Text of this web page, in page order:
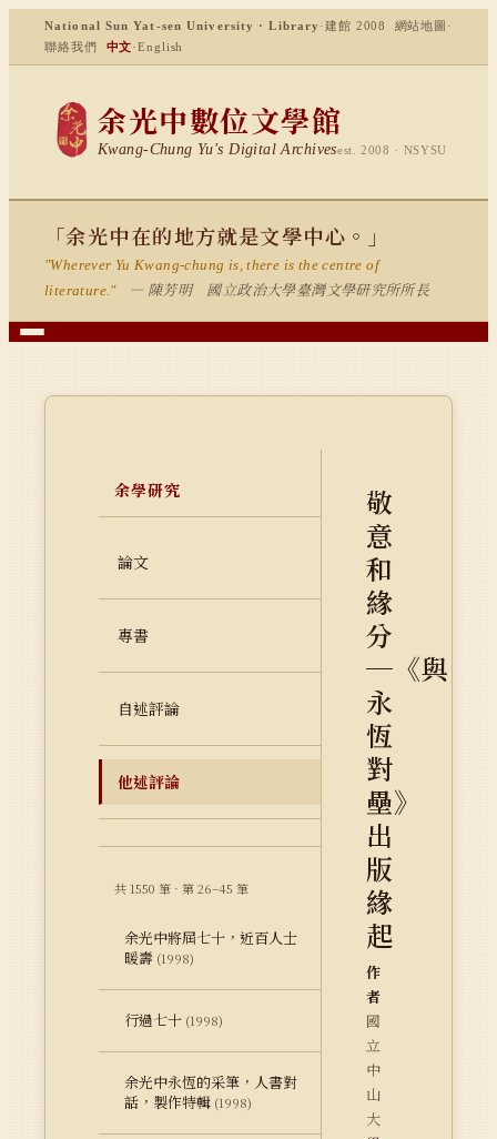
National Sun Yat-sen University · Library ·建館 2008 網站地圖 ·
聯絡我們
中文·English
余光中數位文學館
Kwang-Chung Yu's Digital Archivesest. 2008 · NSYSU
「余光中在的地方就是文學中心。」
"Wherever Yu Kwang-chung is, there is the centre of
literature."
— 陳芳明 國立政治大學臺灣文學研究所所長
余學研究
論文
專書
自述評論
他述評論
共 1550 筆 · 第 26–45 筆
余光中將屆七十，近百人士
暖壽 (1998)
行過七十 (1998)
余光中永恆的采筆，人書對
話，製作特輯 (1998)
敬
意
和
緣
分
─《與
永
恆
對
壘》
出
版
緣
起
作
者
國
立
中
山
大